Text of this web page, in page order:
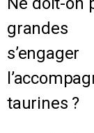
grandes
taurines ?